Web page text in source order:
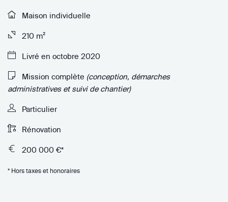
Maison individuelle
210 m²
Livré en octobre 2020
Mission complète (conception, démarches
administratives et suivi de chantier)
Particulier
Rénovation
200 000 €*
* Hors taxes et honoraires